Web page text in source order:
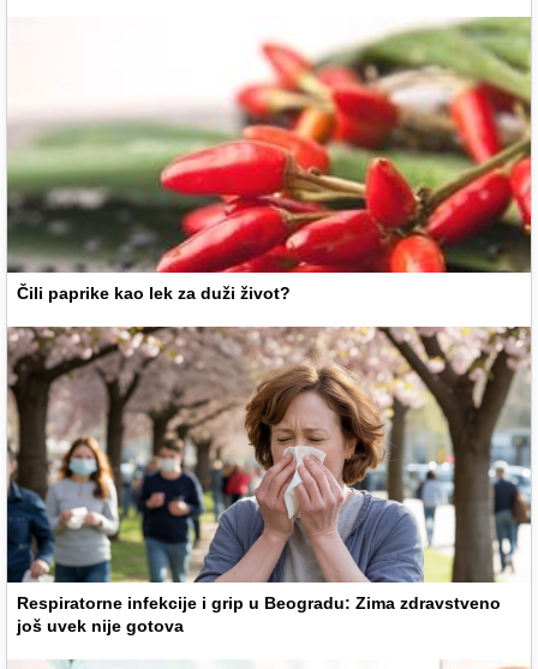
Čili paprike kao lek za duži život?
Respiratorne infekcije i grip u Beogradu: Zima zdravstveno
još uvek nije gotova